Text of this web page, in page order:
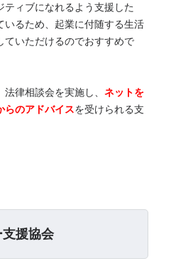
ィブになれるよう支援した
いるため、起業に付随する生活
ていただけるのでおすすめで
律相談会を実施し、 ネットを
らのアドバイスを受けられる支
支援協会